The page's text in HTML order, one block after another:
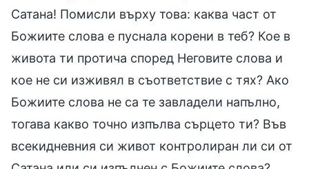
Сатана! Помисли върху това: каква част от
Божиите слова е пуснала корени в теб? Кое в
живота ти протича според Неговите слова и
кое не си изживял в съответствие с тях? Ако
Божиите слова не са те завладели напълно,
тогава какво точно изпълва сърцето ти? Във
всекидневния си живот контролиран ли си от